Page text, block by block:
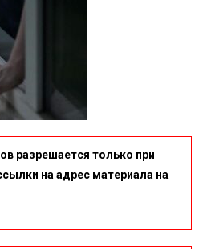
разрешается только при
на адрес материала на